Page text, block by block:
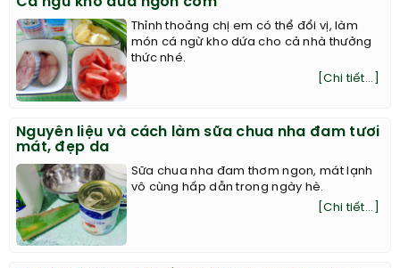
Thỉnh thoảng chị em có thể đổi vị, làm
món cá ngừ kho dứa cho cả nhà thưởng
thức nhé.
[Chi tiết...]
Nguyên liệu và cách làm sữa chua nha đam tươi
mát, đẹp da
Sữa chua nha đam thơm ngon, mát lạnh
vô cùng hấp dẫn trong ngày hè.
[Chi tiết...]